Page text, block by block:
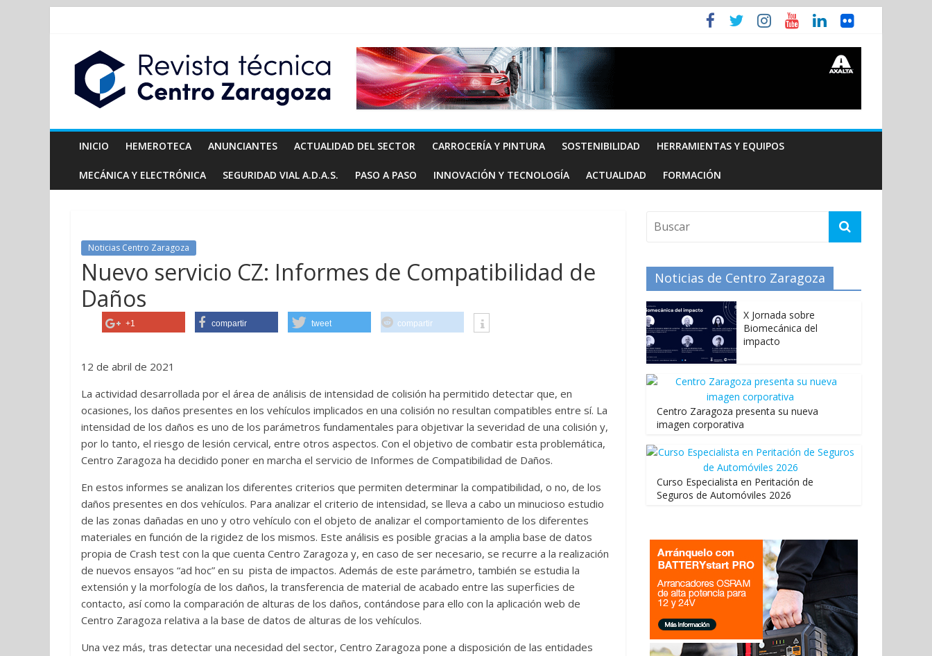
INICIO HEMEROTECA ANUNCIANTES ACTUALIDAD DEL SECTOR CARROCERÍA Y PINTURA SOSTENIBILIDAD HERRAMIENTAS Y EQUIPOS
MECÁNICA Y ELECTRÓNICA SEGURIDAD VIAL A.D.A.S. PASO A PASO INNOVACIÓN Y TECNOLOGÍA ACTUALIDAD FORMACIÓN
Noticias Centro Zaragoza
Nuevo servicio CZ: Informes de Compatibilidad de
Daños
+1 compartir tweet compartir
12 de abril de 2021
La actividad desarrollada por el área de análisis de intensidad de colisión ha permitido detectar que, en
ocasiones, los daños presentes en los vehículos implicados en una colisión no resultan compatibles entre sí. La
intensidad de los daños es uno de los parámetros fundamentales para objetivar la severidad de una colisión y,
por lo tanto, el riesgo de lesión cervical, entre otros aspectos. Con el objetivo de combatir esta problemática,
Centro Zaragoza ha decidido poner en marcha el servicio de Informes de Compatibilidad de Daños.
En estos informes se analizan los diferentes criterios que permiten determinar la compatibilidad, o no, de los
daños presentes en dos vehículos. Para analizar el criterio de intensidad, se lleva a cabo un minucioso estudio
de las zonas dañadas en uno y otro vehículo con el objeto de analizar el comportamiento de los diferentes
materiales en función de la rigidez de los mismos. Este análisis es posible gracias a la amplia base de datos
propia de Crash test con la que cuenta Centro Zaragoza y, en caso de ser necesario, se recurre a la realización
de nuevos ensayos “ad hoc” en su pista de impactos. Además de este parámetro, también se estudia la
extensión y la morfología de los daños, la transferencia de material de acabado entre las superficies de
contacto, así como la comparación de alturas de los daños, contándose para ello con la aplicación web de
Centro Zaragoza relativa a la base de datos de alturas de los vehículos.
Una vez más, tras detectar una necesidad del sector, Centro Zaragoza pone a disposición de las entidades
Noticias de Centro Zaragoza
X Jornada sobre
Biomecánica del
impacto
Centro Zaragoza presenta su nueva
imagen corporativa
Curso Especialista en Peritación de
Seguros de Automóviles 2026